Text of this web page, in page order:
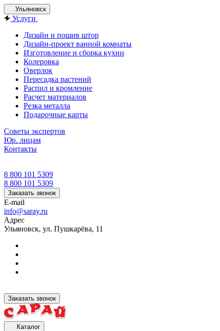
Ульяновск
Услуги
Дизайн и пошив штор
Дизайн-проект ванной комнаты
Изготовление и сборка кухни
Колеровка
Оверлок
Пересадка растений
Распил и кромление
Расчет материалов
Резка металла
Подарочные карты
Советы экспертов
Юр. лицам
Контакты
8 800 101 5309
8 800 101 5309
Заказать звонок
E-mail
info@saray.ru
Адрес
Ульяновск, ул. Пушкарёва, 11
Заказать звонок
Каталог